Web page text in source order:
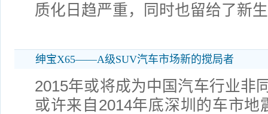
质化日趋严重，同时也留给了新
绅宝X65——A级SUV汽车市场新的搅局者
2015年或将成为中国汽车行业非
或许来自2014年底深圳的车市地